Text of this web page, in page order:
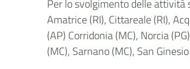
Per lo svolgimento delle attività
Amatrice (RI), Cittareale (RI),
(AP) Corridonia (MC), Norcia
(MC), Sarnano (MC), San